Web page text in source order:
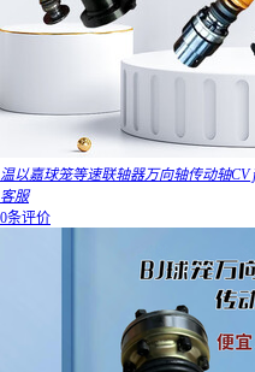
温以嘉球笼等速联轴器万向轴传动轴CV
客服
0条评价